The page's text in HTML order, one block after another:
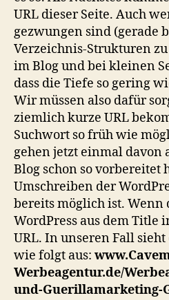
URL dieser Seite. Auch
gezwungen sind (gerade
Verzeichnis-Strukturen
im Blog und bei kleinen
dass die Tiefe so gering
Wir müssen also dafür
ziemlich kurze URL
Suchwort so früh wie
gehen jetzt einmal davon
Blog schon so vorbereitet
Umschreiben der
bereits möglich ist. Wenn
WordPress aus dem Title
URL. In unseren Fall
wie folgt aus:
Werbeagentur.de/
und-Guerillamarketing-